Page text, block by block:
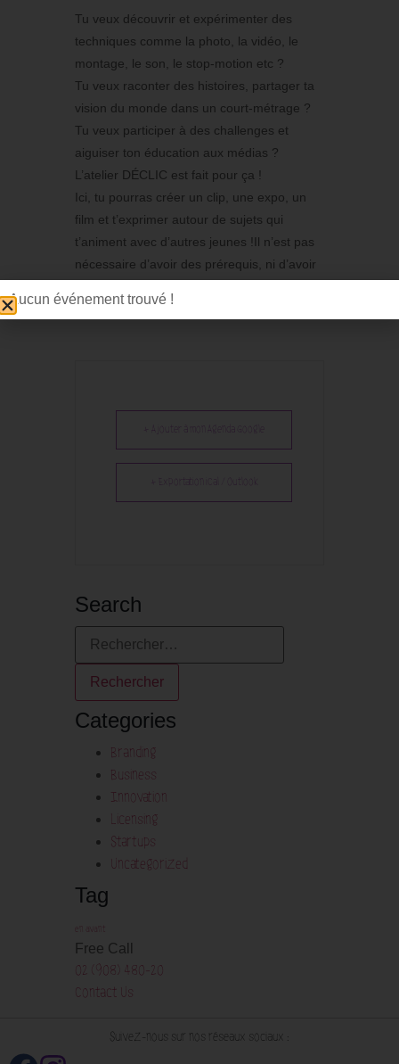
Tu veux découvrir et expérimenter des
techniques comme la photo, la vidéo, le
montage, le son, le stop-motion etc ?
Tu veux raconter des histoires, partager ta
vision du monde dans un court-métrage ?
Tu veux participer à des challenges et
aiguiser ton éducation aux médias ?
L’atelier DÉCLIC est fait pour ça !
Ici, tu pourras créer un clip, une expo, un
film et t’exprimer autour de sujets qui
t’animent avec d’autres jeunes !Il n’est pas
nécessaire d’avoir des prérequis, ni d’avoir
+ Ajouter à mon Agenda Google
Search
Categories
Branding
Business
Innovation
Licensing
Startups
Uncategorized
Tag
en avant
Free Call
02 (908) 480-20
Contact Us
Suivez-nous sur nos réseaux sociaux :
Aucun événement trouvé !